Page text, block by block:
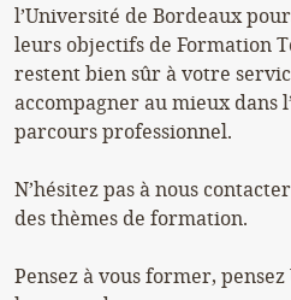
l’Université de Bordeaux
leurs objectifs de Formation
restent bien sûr à votre
accompagner au mieux dans
parcours professionnel.
N’hésitez pas à nous
des thèmes de formation.
Pensez à vous former, pensez